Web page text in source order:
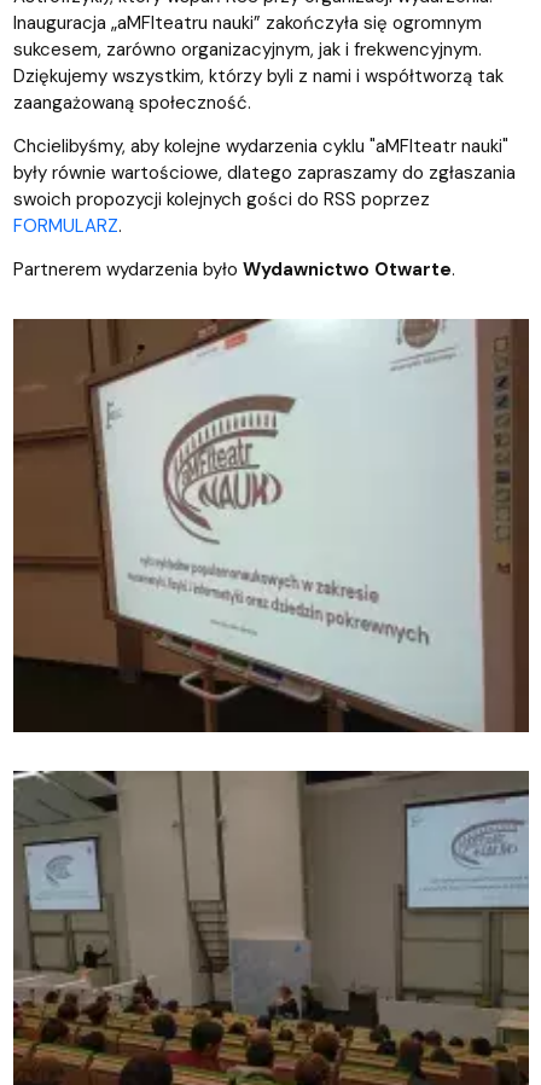
Inauguracja „aMFIteatru nauki” zakończyła się ogromnym
sukcesem, zarówno organizacyjnym, jak i frekwencyjnym.
Dziękujemy wszystkim, którzy byli z nami i współtworzą tak
zaangażowaną społeczność.
Chcielibyśmy, aby kolejne wydarzenia cyklu "aMFIteatr nauki"
były równie wartościowe, dlatego zapraszamy do zgłaszania
swoich propozycji kolejnych gości do RSS poprzez
FORMULARZ.
Partnerem wydarzenia było Wydawnictwo Otwarte.